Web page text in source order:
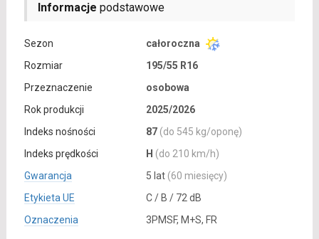
Informacje podstawowe
Sezon
całoroczna
Rozmiar
195/55 R16
Przeznaczenie
osobowa
Rok produkcji
2025/2026
Indeks nośności
87 (do 545 kg/oponę)
Indeks prędkości
H (do 210 km/h)
Gwarancja
5 lat (60 miesięcy)
Etykieta UE
C / B / 72 dB
Oznaczenia
3PMSF, M+S, FR